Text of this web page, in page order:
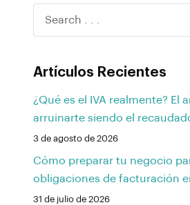
Artículos Recientes
¿Qué es el IVA realmente? El
arruinarte siendo el
3 de agosto de 2026
Cómo preparar tu negocio
obligaciones de facturación
31 de julio de 2026